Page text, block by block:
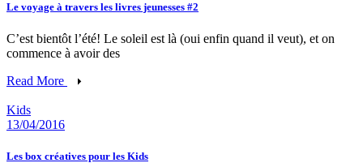
Le voyage à travers les livres jeunesses #2
C’est bientôt l’été! Le soleil est là (oui enfin quand il veut), et on
commence à avoir des
Read More
Kids
13/04/2016
Les box créatives pour les Kids